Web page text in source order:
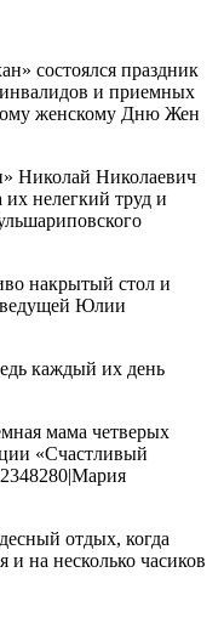
состоялся праздник
и приемных
женскому Дню Жен
Николай Николаевич
нелегкий труд и
накрытый стол и
ведущей Юлии
каждый их день
мама четверых
«Счастливый
отдых, когда
на несколько часиков